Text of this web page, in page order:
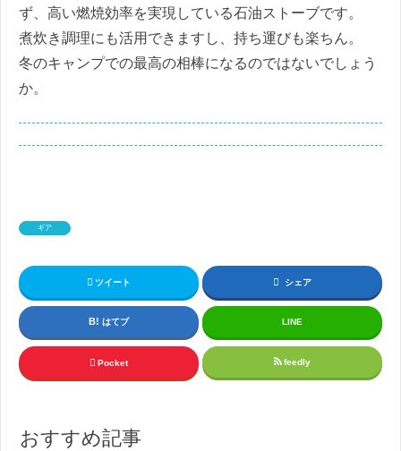
ず、高い燃焼効率を実現している石油ストーブです。
煮炊き調理にも活用できますし、持ち運びも楽ちん。
冬のキャンプでの最高の相棒になるのではないでしょう
か。
ギア
ツイート シェア
はてブ LINE
Pocket feedly
おすすめ記事